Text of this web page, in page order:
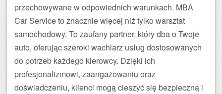
przechowywane w odpowiednich warunkach. MBA
Car Service to znacznie więcej niż tylko warsztat
samochodowy. To zaufany partner, który dba o Twoje
auto, oferując szeroki wachlarz usług dostosowanych
do potrzeb każdego kierowcy. Dzięki ich
profesjonalizmowi, zaangażowaniu oraz
doświadczeniu, klienci mogą cieszyć się bezpieczną i